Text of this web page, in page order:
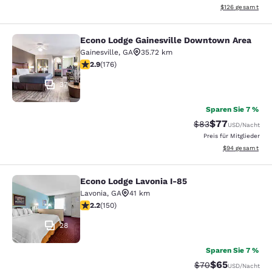
Geschätzte
$126 gesamt
Econo Lodge Gainesville Downtown
37
Econo Lodge Gainesville Downtown Area
Gainesville, GA
35.72 km
2.86-Sterne-Bewertung. Mittelmäßig. 176 Bewertungen
2.9(176)
Sparen Sie 7 %
$83Vergünstigter
$77USD/Nacht
Preis für Mitglieder
Geschätzte
$94 gesamt
Econo Lodge Lavonia I-85
28
Econo Lodge Lavonia I-85
Lavonia, GA
41 km
2.21-Sterne-Bewertung. Mittelmäßig. 150 Bewertungen
2.2(150)
Sparen Sie 7 %
$70Vergünstigter
$65USD/Nacht